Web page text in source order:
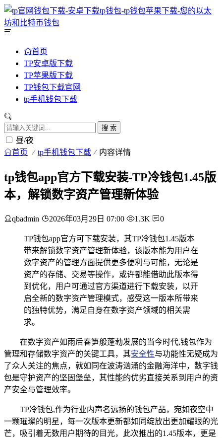
首页
TP安卓版下载
TP苹果版下载
TP钱包下载官网
tp手机钱包下载
搜 索
昼/夜
首页 tp手机钱包下载 内容详情
tp钱包app官方下载安装-TP冷钱包1.45版
本，解锁数字资产管理新体验
qbadmin 2026年03月29日 07:00 1.3K 0
TP钱包app官方可下载安装，其TP冷钱包1.45版本
带来解锁数字资产管理新体验，该版本能为用户在
数字资产的管理方面提供更多便利与可能，无论是
资产的存储、交易等操作，或许都能借助此版本得
到优化，用户可通过官方渠道进行下载安装，以开
启全新的数字资产管理模式，感受这一版本所带来
的独特优势，满足自身在数字资产领域的相关需
求。
在数字资产如雨后春笋般蓬勃发展的当今时代,钱包作为
管理和存储数字资产的关键工具，其安全性与功能性无疑成为
了众人关注的焦点，就如同在波涛汹涌的金融海洋中，数字钱
包是守护资产的坚固堡垒，其性能的优劣直接关系到用户的资
产安全与管理效率。
TP冷钱包,作为行业内声名远扬的钱包产品，宛如夜空中
一颗璀璨的明星，每一次版本更新都如同绽放出更加耀眼的光
芒，吸引着无数用户期待的目光，此次推出的1.45版本，更是